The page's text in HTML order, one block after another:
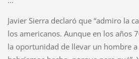
Javier Sierra declaró que “admiro la
los americanos. Aunque en los años
la oportunidad de llevar un hombre